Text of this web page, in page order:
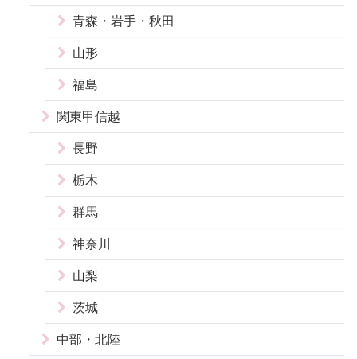
青森・岩手・秋田
山形
福島
関東甲信越
長野
栃木
群馬
神奈川
山梨
茨城
中部・北陸